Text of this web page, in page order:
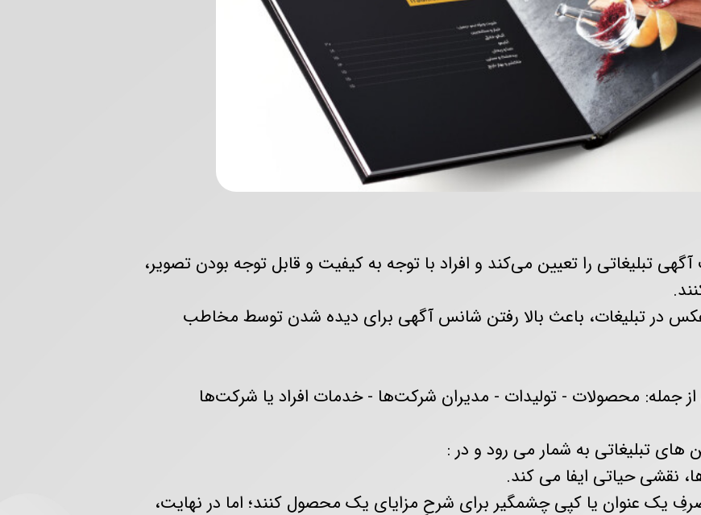
عملکرد
بازاریابی و توسعه بازار
تجربه مشتری و ارتباط با مشتری
تولید محتوا و رسانه سازمانی
طراحی و دوخت لباس بانوان
تبلیغاتی را تعیین می‌کند و افراد با توجه به کیفیت و قابل توجه بودن تصویر،
عکس در تبلیغات، باعث بالا رفتن شانس آگهی برای دیده شدن توسط مخاطب
جمله: محصولات - تولیدات - مدیران شرکت‌ها - خدمات افراد یا شرکت‌‌ها
های تبلیغاتی به شمار می ‌رود و در :
نقشی حیاتی ایفا می کند.
یک عنوان یا کپی چشمگیر برای شرحِ مزایای یک محصول کنند؛ اما در نهایت،